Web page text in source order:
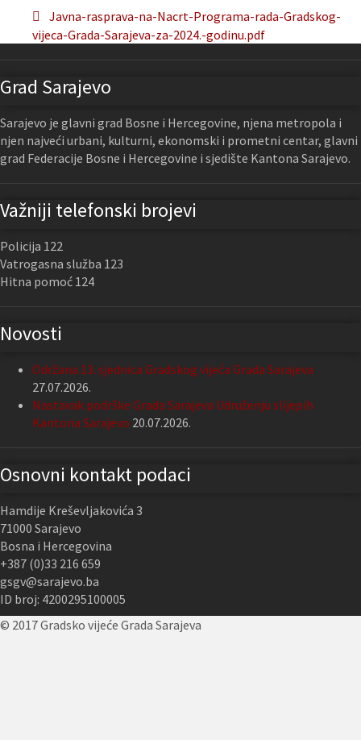
Javna-rasprava-na-Nacrt-Programa-rada-Gradskog-
vijeca-Grada-Sarajeva-za-2024.-godinu.pdf
Grad Sarajevo
Sarajevo je glavni grad Bosne i Hercegovine, njena metropola i
njen najveći urbani, kulturni, ekonomski i prometni centar, glavni
grad Federacije Bosne i Hercegovine i sjedište Kantona Sarajevo.
Važniji telefonski brojevi
Policija 122
Vatrogasna služba 123
Hitna pomoć 124
Novosti
Održana 13. sjednica Gradskog vijeća Grada Sarajeva
27.07.2026.
Nastavak podrške Grada Sarajeva Udruženju slijepih
Kantona Sarajevo 20.07.2026.
Osnovni kontakt podaci
Hamdije Kreševljakovića 3
71000 Sarajevo
Bosna i Hercegovina
+387 (0)33 216 659
gsgv@sarajevo.ba
ID broj: 4200295100005
© 2017 Gradsko vijeće Grada Sarajeva